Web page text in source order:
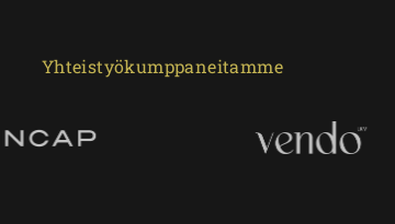
Yhteistyökumppaneitamme